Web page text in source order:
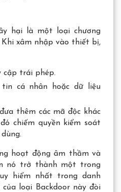
hại là một loại chương
xâm nhập vào thiết bị,
cập trái phép.
cá nhân hoặc dữ liệu
thêm các mã độc khác
chiếm quyền kiểm soát
hoạt động âm thầm và
nó trở thành một trong
hiểm nhất trong danh
loại Backdoor này đòi